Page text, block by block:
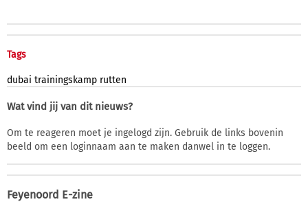
Tags
dubai trainingskamp rutten
Wat vind jij van dit nieuws?
Om te reageren moet je ingelogd zijn. Gebruik de links bovenin
beeld om een loginnaam aan te maken danwel in te loggen.
Feyenoord E-zine